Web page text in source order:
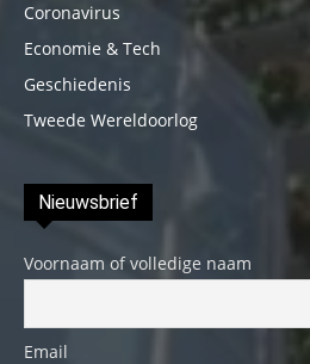
Coronavirus
Economie & Tech
Geschiedenis
Tweede Wereldoorlog
Nieuwsbrief
Voornaam of volledige naam
Email